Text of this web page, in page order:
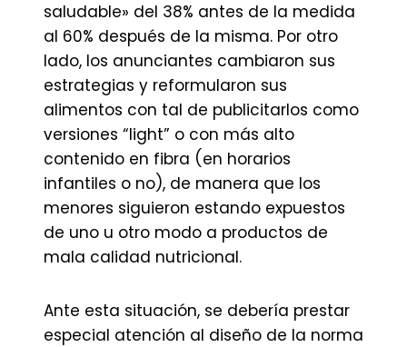
saludable» del 38% antes de la medida
al 60% después de la misma. Por otro
lado, los anunciantes cambiaron sus
estrategias y reformularon sus
alimentos con tal de publicitarlos como
versiones “light” o con más alto
contenido en fibra (en horarios
infantiles o no), de manera que los
menores siguieron estando expuestos
de uno u otro modo a productos de
mala calidad nutricional.
Ante esta situación, se debería prestar
especial atención al diseño de la norma